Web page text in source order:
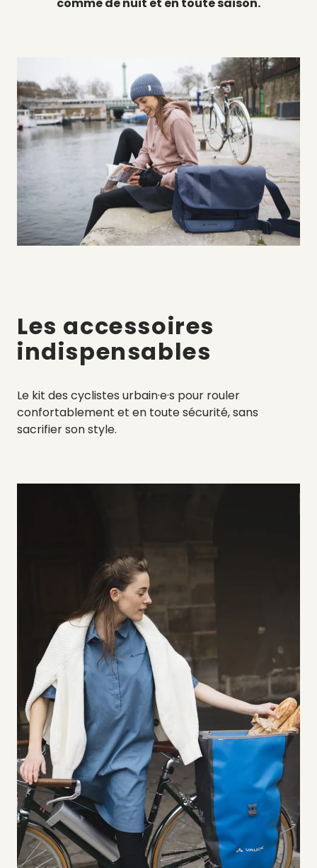
Les accessoires
indispensables
Le kit des cyclistes urbain·e·s pour rouler
confortablement et en toute sécurité, sans
sacrifier son style.